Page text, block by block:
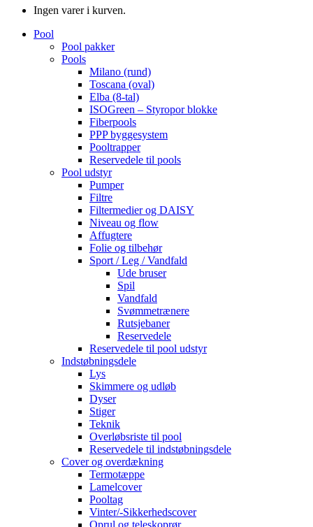
Ingen varer i kurven.
Pool
Pool pakker
Pools
Milano (rund)
Toscana (oval)
Elba (8-tal)
ISOGreen – Styropor blokke
Fiberpools
PPP byggesystem
Pooltrapper
Reservedele til pools
Pool udstyr
Pumper
Filtre
Filtermedier og DAISY
Niveau og flow
Affugtere
Folie og tilbehør
Sport / Leg / Vandfald
Ude bruser
Spil
Vandfald
Svømmetrænere
Rutsjebaner
Reservedele
Reservedele til pool udstyr
Indstøbningsdele
Lys
Skimmere og udløb
Dyser
Stiger
Teknik
Overløbsriste til pool
Reservedele til indstøbningsdele
Cover og overdækning
Termotæppe
Lamelcover
Pooltag
Vinter/-Sikkerhedscover
Oprul og teleskoprør